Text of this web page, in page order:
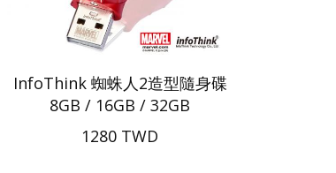
InfoThink 蜘蛛人2造型隨身碟
8GB / 16GB / 32GB
1280 TWD